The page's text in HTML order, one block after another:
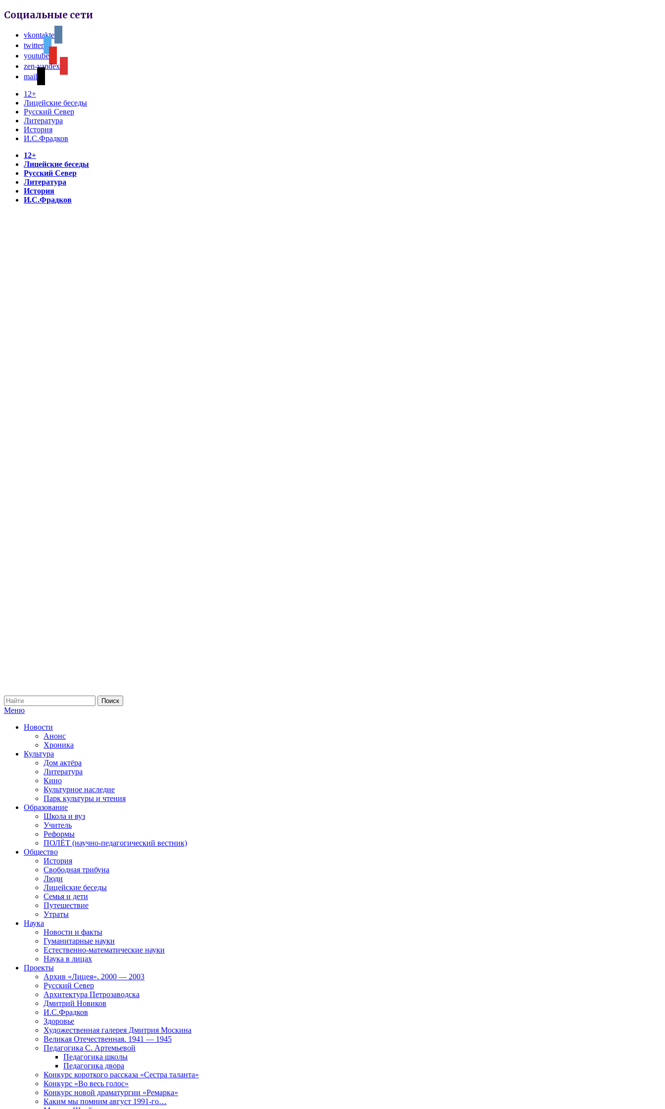
Социальные сети
vkontakte
twitter
youtube
zen-yandex
mail
12+
Лицейские беседы
Русский Север
Литература
История
И.С.Фрадков
12+
Лицейские беседы
Русский Север
Литература
История
И.С.Фрадков
Меню
Новости
Анонс
Хроника
Культура
Дом актёра
Литература
Кино
Культурное наследие
Парк культуры и чтения
Образование
Школа и вуз
Учитель
Реформы
ПОЛЁТ (научно-педагогический вестник)
Общество
История
Свободная трибуна
Люди
Лицейские беседы
Семья и дети
Путешествие
Утраты
Наука
Новости и факты
Гуманитарные науки
Естественно-математические науки
Наука в лицах
Проекты
Архив «Лицея». 2000 — 2003
Русский Север
Архитектура Петрозаводска
Дмитрий Новиков
И.С.Фрадков
Здоровье
Художественная галерея Дмитрия Москина
Великая Отечественная. 1941 — 1945
Педагогика С. Артемьевой
Педагогика школы
Педагогика двора
Конкурс короткого рассказа «Сестра таланта»
Конкурс «Во весь голос»
Конкурс новой драматургии «Ремарка»
Каким мы помним август 1991-го…